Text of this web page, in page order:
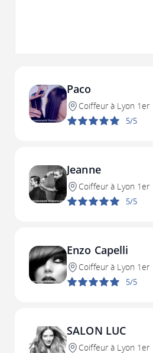
Paco
Coiffeur à Lyon 1er
5/5
Jeanne
Coiffeur à Lyon 1er
5/5
Enzo Capelli
Coiffeur à Lyon 1er
5/5
SALON LUC
Coiffeur à Lyon 1er